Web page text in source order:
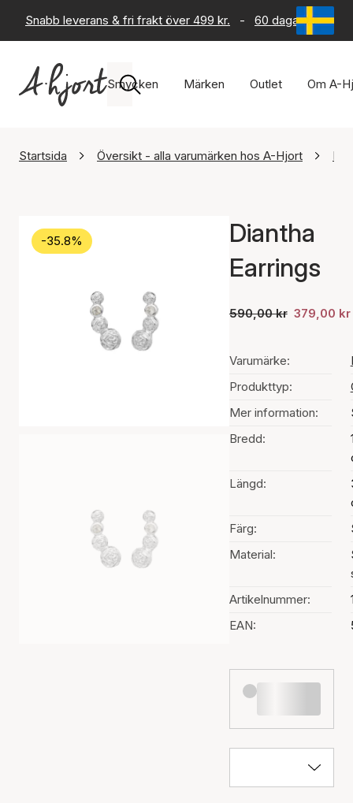
Snabb leverans & fri frakt över 499 kr. - 60 dagars
Smycken Märken Outlet Om A-
Startsida Översikt - alla varumärken hos A-Hjort
-35.8%
Diantha
Earrings
590,00 kr 379,00 kr
Varumärke:
Produkttyp:
Mer information:
Bredd:
Längd:
Färg:
Material:
Artikelnummer:
EAN: